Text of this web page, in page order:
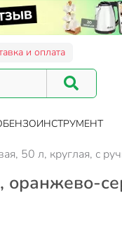
и оплата
50 л, круглая, с
оранжево-